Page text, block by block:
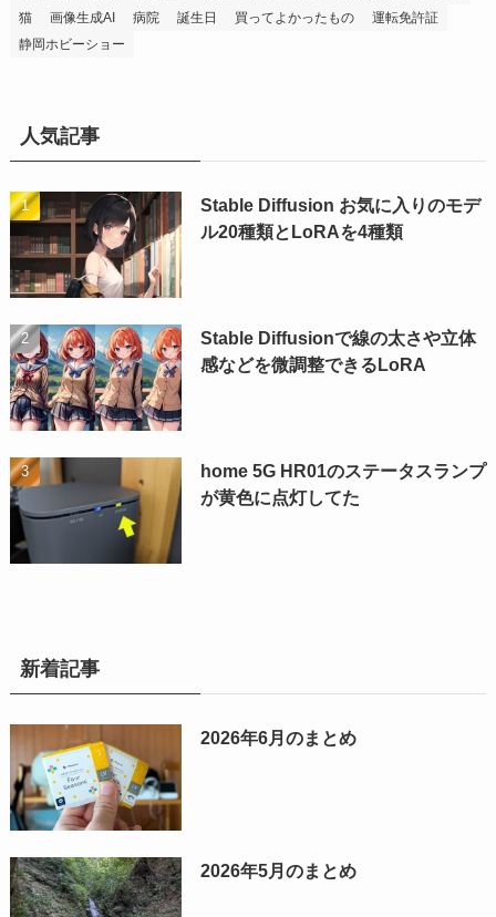
猫
画像生成AI 病院 誕生日 買ってよかったもの
運転免許証
静岡ホビーショー
人気記事
Stable Diffusion お気に入りのモデ
ル20種類とLoRAを4種類
Stable Diffusionで線の太さや立体
感などを微調整できるLoRA
home 5G HR01のステータスランプ
が黄色に点灯してた
新着記事
2026年6月のまとめ
2026年5月のまとめ